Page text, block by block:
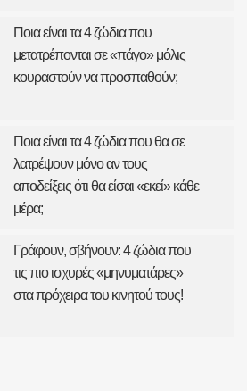
Ποια είναι τα 4 ζώδια που
μετατρέπονται σε «πάγο» μόλις
κουραστούν να προσπαθούν;
Ποια είναι τα 4 ζώδια που θα σε
λατρέψουν μόνο αν τους
αποδείξεις ότι θα είσαι «εκεί» κάθε
μέρα;
Γράφουν, σβήνουν: 4 ζώδια που
τις πιο ισχυρές «μηνυματάρες»
στα πρόχειρα του κινητού τους!